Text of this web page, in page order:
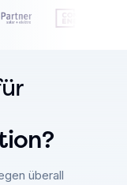
überall